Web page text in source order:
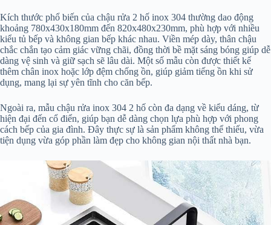
Kích thước phổ biến của chậu rửa 2 hố inox 304 thường dao động
khoảng 780x430x180mm đến 820x480x230mm, phù hợp với nhiều
kiểu tủ bếp và không gian bếp khác nhau. Viền mép dày, thân chậu
chắc chắn tạo cảm giác vững chãi, đồng thời bề mặt sáng bóng giúp dễ
dàng vệ sinh và giữ sạch sẽ lâu dài. Một số mẫu còn được thiết kế
thêm chân inox hoặc lớp đệm chống ồn, giúp giảm tiếng ồn khi sử
dụng, mang lại sự yên tĩnh cho căn bếp.
Ngoài ra, mẫu chậu rửa inox 304 2 hố còn đa dạng về kiểu dáng, từ
hiện đại đến cổ điển, giúp bạn dễ dàng chọn lựa phù hợp với phong
cách bếp của gia đình. Đây thực sự là sản phẩm không thể thiếu, vừa
tiện dụng vừa góp phần làm đẹp cho không gian nội thất nhà bạn.